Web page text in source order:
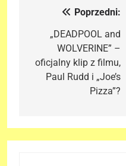
Nawigacja
wpisu
Poprzedni:
„DEADPOOL and
WOLVERINE” –
oficjalny klip z filmu,
Paul Rudd i „Joe’s
Pizza”?